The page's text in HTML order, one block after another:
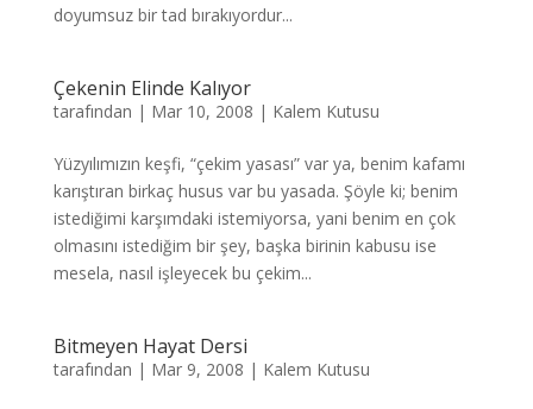
doyumsuz bir tad bırakıyordur...
Çekenin Elinde Kalıyor
tarafından | Mar 10, 2008 | Kalem Kutusu
Yüzyılımızın keşfi, “çekim yasası” var ya, benim kafamı
karıştıran birkaç husus var bu yasada. Şöyle ki; benim
istediğimi karşımdaki istemiyorsa, yani benim en çok
olmasını istediğim bir şey, başka birinin kabusu ise
mesela, nasıl işleyecek bu çekim...
Bitmeyen Hayat Dersi
tarafından | Mar 9, 2008 | Kalem Kutusu